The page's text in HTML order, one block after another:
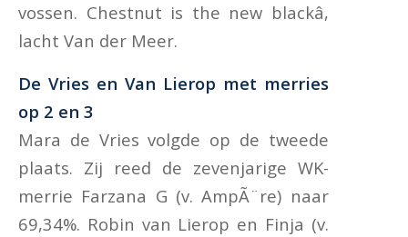
vossen. Chestnut is the new blackâ,
lacht Van der Meer.
De Vries en Van Lierop met merries
op 2 en 3
Mara de Vries volgde op de tweede
plaats. Zij reed de zevenjarige WK-
merrie Farzana G (v. AmpÃ¨re) naar
69,34%. Robin van Lierop en Finja (v.